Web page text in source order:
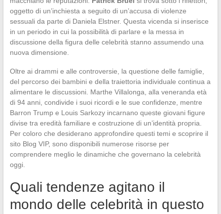
oggetto di un’inchiesta a seguito di un’accusa di violenze
sessuali da parte di Daniela Elstner. Questa vicenda si inserisce
in un periodo in cui la possibilità di parlare e la messa in
discussione della figura delle celebrità stanno assumendo una
nuova dimensione.
Oltre ai drammi e alle controversie, la questione delle famiglie,
del percorso dei bambini e della traiettoria individuale continua a
alimentare le discussioni. Marthe Villalonga, alla veneranda età
di 94 anni, condivide i suoi ricordi e le sue confidenze, mentre
Barron Trump e Louis Sarkozy incarnano queste giovani figure
divise tra eredità familiare e costruzione di un’identità propria.
Per coloro che desiderano approfondire questi temi e scoprire il
sito Blog VIP, sono disponibili numerose risorse per
comprendere meglio le dinamiche che governano la celebrità
oggi.
Quali tendenze agitano il
mondo delle celebrità in questo